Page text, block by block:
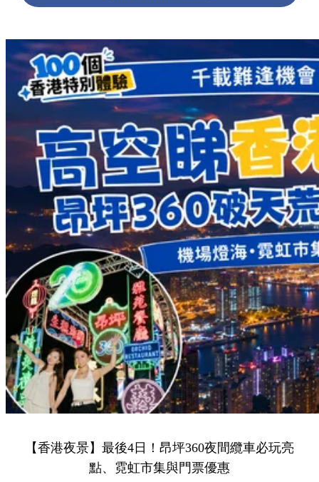
【香港夜景】最後4日！昂坪360夜間纜車必玩亮
點、霓虹市集與門票優惠